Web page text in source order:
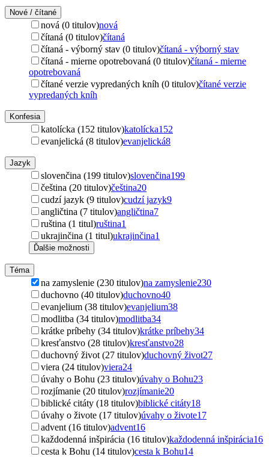
Nové / čítané
nová (0 titulov)nová
čítaná (0 titulov)čítaná
čítaná - výborný stav (0 titulov)čítaná - výborný stav
čítaná - mierne opotrebovaná (0 titulov)čítaná - mierne
opotrebovaná
čítané verzie vypredaných kníh (0 titulov)čítané verzie
vypredaných kníh
Konfesia
katolícka (152 titulov)katolícka152
evanjelická (8 titulov)evanjelická8
Jazyk
slovenčina (199 titulov)slovenčina199
čeština (20 titulov)čeština20
cudzí jazyk (9 titulov)cudzí jazyk9
angličtina (7 titulov)angličtina7
ruština (1 titul)ruština1
ukrajinčina (1 titul)ukrajinčina1
Ďalšie možnosti
Téma
na zamyslenie (230 titulov)na zamyslenie230
duchovno (40 titulov)duchovno40
evanjelium (38 titulov)evanjelium38
modlitba (34 titulov)modlitba34
krátke príbehy (34 titulov)krátke príbehy34
kresťanstvo (28 titulov)kresťanstvo28
duchovný život (27 titulov)duchovný život27
viera (24 titulov)viera24
úvahy o Bohu (23 titulov)úvahy o Bohu23
rozjímanie (20 titulov)rozjímanie20
biblické citáty (18 titulov)biblické citáty18
úvahy o živote (17 titulov)úvahy o živote17
advent (16 titulov)advent16
každodenná inšpirácia (16 titulov)každodenná inšpirácia16
cesta k Bohu (14 titulov)cesta k Bohu14